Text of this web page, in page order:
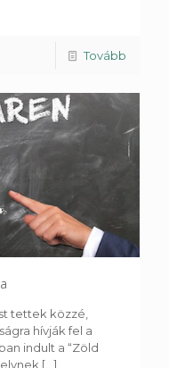
Tovább
tettek közzé,
hívják fel a
indult a “Zöld
[...]